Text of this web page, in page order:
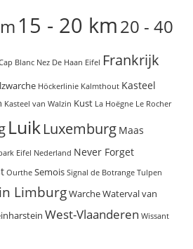
15 - 20 km20 - 40
Blanc Nez De Haan Eifel Frankrijk
Höckerlinie Kalmthout Kasteel
Kasteel van Walzin Kust La Hoëgne Le Rocher
LuikLuxemburg Maas
Eifel Nederland Never Forget
Ourthe Semois Signal de Botrange Tulpen
LimburgWarcheWaterval van
West-Vlaanderen Wissant